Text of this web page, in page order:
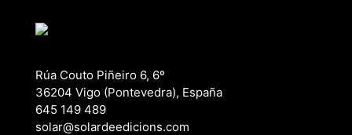
Rúa Couto Piñeiro 6, 6º
36204 Vigo (Pontevedra), España
645 149 489
solar@solardeedicions.com